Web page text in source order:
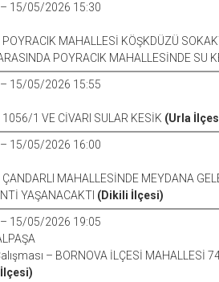
15/05/2026 15:30
MAHALLESİ KÖŞKDÜZÜ
POYRACIK MAHALLESİNDE SU
15/05/2026 15:55
1 VE CİVARI SULAR KESİK (Urla
15/05/2026 16:00
MAHALLESİNDE MEYDANA
YAŞANACAKTI (Dikili İlçesi)
15/05/2026 19:05
– BORNOVA İLÇESİ MAHALLESİ